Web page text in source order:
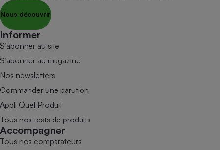
Nous découvrir
Informer
S’abonner au site
S’abonner au magazine
Nos newsletters
Commander une parution
Appli Quel Produit
Tous nos tests de produits
Accompagner
Tous nos comparateurs